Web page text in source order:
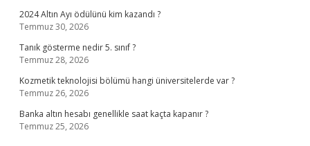
2024 Altın Ayı ödülünü kim kazandı ?
Temmuz 30, 2026
Tanık gösterme nedir 5. sınıf ?
Temmuz 28, 2026
Kozmetik teknolojisi bölümü hangi üniversitelerde var ?
Temmuz 26, 2026
Banka altın hesabı genellikle saat kaçta kapanır ?
Temmuz 25, 2026